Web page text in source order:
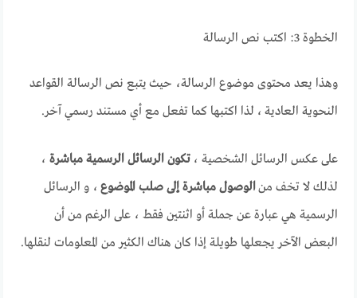
الخطوة 3: اكتب نص الرسالة
وهذا يعد محتوى موضوع الرسالة، حيث يتبع نص الرسالة القواعد
النحوية العادية ، لذا اكتبها كما تفعل مع أي مستند رسمي آخر.
على عكس الرسائل الشخصية ،تكون الرسائل الرسمية مباشرة ،
لذلك لا تخف منالوصول مباشرة إلى صلب الموضوع ، و الرسائل
الرسمية هي عبارة عن جملة أو اثنتين فقط ، على الرغم من أن
البعض الآخر يجعلها طويلة إذا كان هناك الكثير من المعلومات لنقلها.